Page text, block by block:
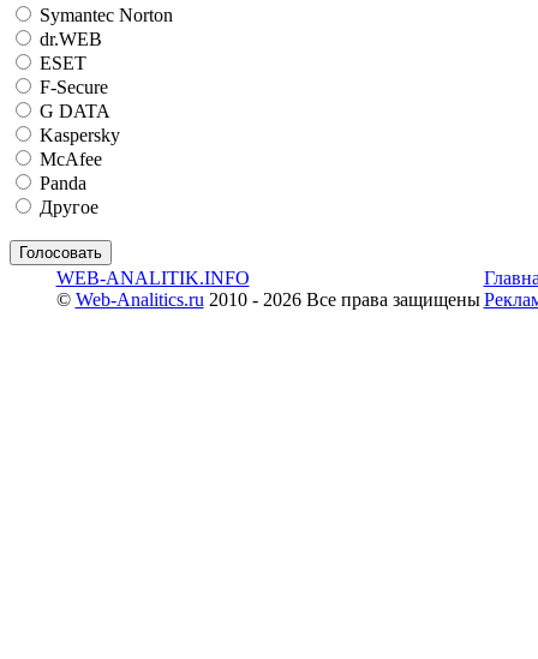
Symantec Norton
dr.WEB
ESET
F-Secure
G DATA
Kaspersky
McAfee
Panda
Другое
WEB-ANALITIK.INFO
© Web-Analitics.ru 2010 - 2026 Все права защищены